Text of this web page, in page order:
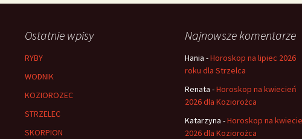
Ostatnie wpisy
RYBY
WODNIK
KOZIOROZEC
STRZELEC
SKORPION
Najnowsze komentarze
Hania -Horoskop na lipiec 2026
roku dla Strzelca
Renata -Horoskop na kwiecień
2026 dla Koziorożca
Katarzyna -Horoskop na
2026 dla Koziorożca